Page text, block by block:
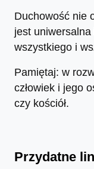
Duchowość nie
jest
wszystkiego i
Pamiętaj: w
człowiek i jego
czy kościół.
Przydatne